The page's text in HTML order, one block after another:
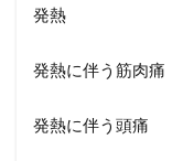
発熱
発熱に伴う筋肉痛
発熱に伴う頭痛